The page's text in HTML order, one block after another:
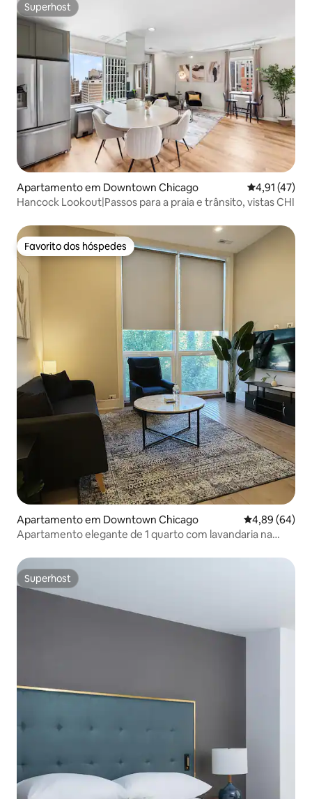
Superhost
Superhost
Apartamento em Downtown Chicago
4,91 (47)
Hancock Lookout|Passos para a praia e trânsito, vistas CHI
Favorito dos hóspedes
Favorito dos hóspedes
Apartamento em Downtown Chicago Classificação
4,89 (64)
Apartamento elegante de 1 quarto com lavandaria na
Superhost
Superhost